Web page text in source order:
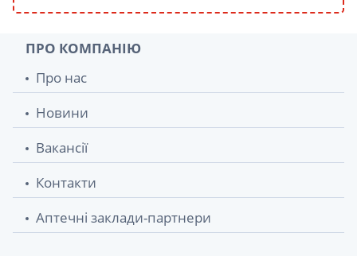
ПРО КОМПАНІЮ
Про нас
Новини
Вакансії
Контакти
Аптечні заклади-партнери